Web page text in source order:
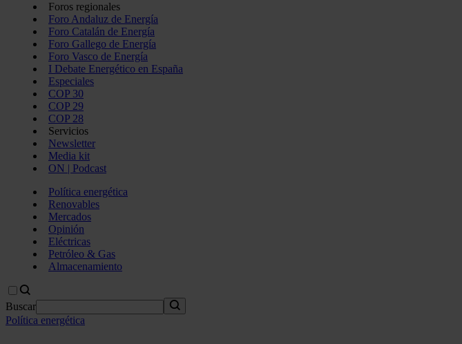
Foros regionales
Foro Andaluz de Energía
Foro Catalán de Energía
Foro Gallego de Energía
Foro Vasco de Energía
I Debate Energético en España
Especiales
COP 30
COP 29
COP 28
Servicios
Newsletter
Media kit
ON | Podcast
Política energética
Renovables
Mercados
Opinión
Eléctricas
Petróleo & Gas
Almacenamiento
Buscar
Política energética